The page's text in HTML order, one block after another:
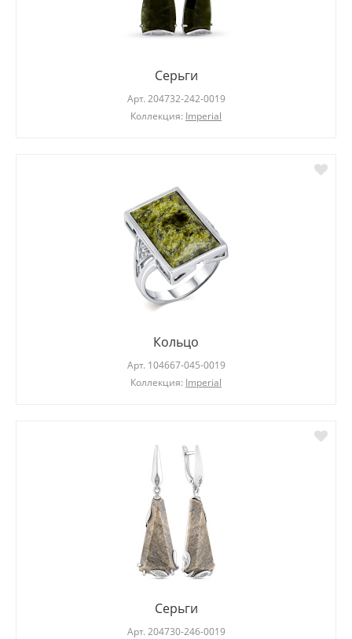
Серьги
Арт. 204732-242-0019
Коллекция: Imperial
Кольцо
Арт. 104667-045-0019
Коллекция: Imperial
Серьги
Арт. 204730-246-0019